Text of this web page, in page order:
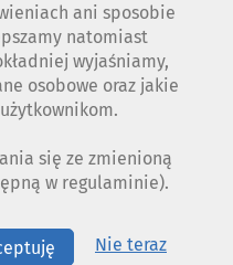
ani sposobie
natomiast
wyjaśniamy,
osobowe oraz jakie
się ze zmienioną
w regulaminie).
Nie teraz